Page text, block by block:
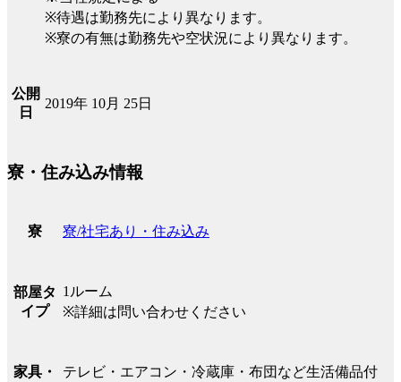
※待遇は勤務先により異なります。
※寮の有無は勤務先や空状況により異なります。
公開
日
2019年 10月 25日
寮・住み込み情報
寮 寮/社宅あり・住み込み
部屋タ
イプ
1ルーム
※詳細は問い合わせください
家具・
テレビ・エアコン・冷蔵庫・布団など生活備品付